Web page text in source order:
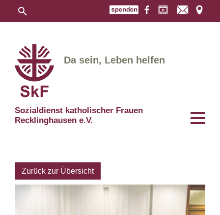
Sozialdienst katholischer Frauen
Recklinghausen e.V.
Da sein, Leben helfen
Zurück zur Übersicht